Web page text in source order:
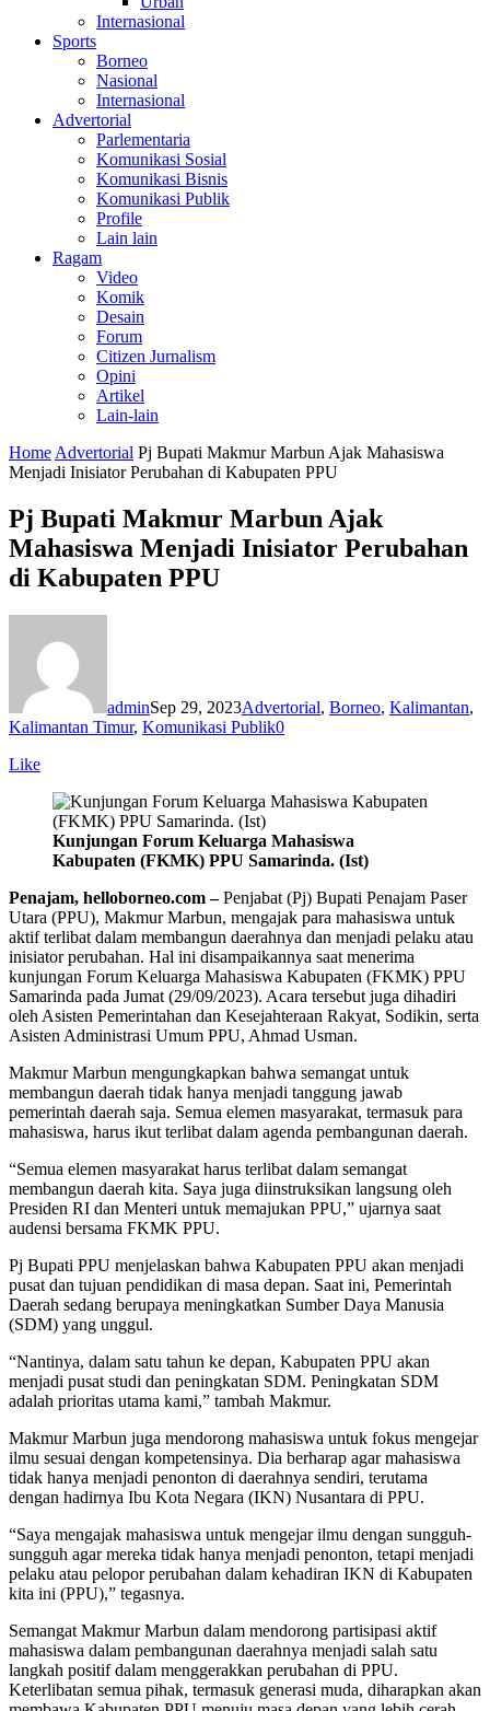
Internasional
Sports
Borneo
Nasional
Internasional
Advertorial
Parlementaria
Komunikasi Sosial
Komunikasi Bisnis
Komunikasi Publik
Profile
Lain lain
Ragam
Video
Komik
Desain
Forum
Citizen Jurnalism
Opini
Artikel
Lain-lain
Home Advertorial Pj Bupati Makmur Marbun Ajak Mahasiswa
Menjadi Inisiator Perubahan di Kabupaten PPU
Pj Bupati Makmur Marbun Ajak
Mahasiswa Menjadi Inisiator Perubahan
di Kabupaten PPU
adminSep 29, 2023Advertorial, Borneo, Kalimantan,
Kalimantan Timur, Komunikasi Publik0
Like
Kunjungan Forum Keluarga Mahasiswa
Kabupaten (FKMK) PPU Samarinda. (Ist)
Penajam, helloborneo.com –Penjabat (Pj) Bupati Penajam Paser
Utara (PPU), Makmur Marbun, mengajak para mahasiswa untuk
aktif terlibat dalam membangun daerahnya dan menjadi pelaku atau
inisiator perubahan. Hal ini disampaikannya saat menerima
kunjungan Forum Keluarga Mahasiswa Kabupaten (FKMK) PPU
Samarinda pada Jumat (29/09/2023). Acara tersebut juga dihadiri
oleh Asisten Pemerintahan dan Kesejahteraan Rakyat, Sodikin, serta
Asisten Administrasi Umum PPU, Ahmad Usman.
Makmur Marbun mengungkapkan bahwa semangat untuk
membangun daerah tidak hanya menjadi tanggung jawab
pemerintah daerah saja. Semua elemen masyarakat, termasuk para
mahasiswa, harus ikut terlibat dalam agenda pembangunan daerah.
“Semua elemen masyarakat harus terlibat dalam semangat
membangun daerah kita. Saya juga diinstruksikan langsung oleh
Presiden RI dan Menteri untuk memajukan PPU,” ujarnya saat
audensi bersama FKMK PPU.
Pj Bupati PPU menjelaskan bahwa Kabupaten PPU akan menjadi
pusat dan tujuan pendidikan di masa depan. Saat ini, Pemerintah
Daerah sedang berupaya meningkatkan Sumber Daya Manusia
(SDM) yang unggul.
“Nantinya, dalam satu tahun ke depan, Kabupaten PPU akan
menjadi pusat studi dan peningkatan SDM. Peningkatan SDM
adalah prioritas utama kami,” tambah Makmur.
Makmur Marbun juga mendorong mahasiswa untuk fokus mengejar
ilmu sesuai dengan kompetensinya. Dia berharap agar mahasiswa
tidak hanya menjadi penonton di daerahnya sendiri, terutama
dengan hadirnya Ibu Kota Negara (IKN) Nusantara di PPU.
“Saya mengajak mahasiswa untuk mengejar ilmu dengan sungguh-
sungguh agar mereka tidak hanya menjadi penonton, tetapi menjadi
pelaku atau pelopor perubahan dalam kehadiran IKN di Kabupaten
kita ini (PPU),” tegasnya.
Semangat Makmur Marbun dalam mendorong partisipasi aktif
mahasiswa dalam pembangunan daerahnya menjadi salah satu
langkah positif dalam menggerakkan perubahan di PPU.
Keterlibatan semua pihak, termasuk generasi muda, diharapkan akan